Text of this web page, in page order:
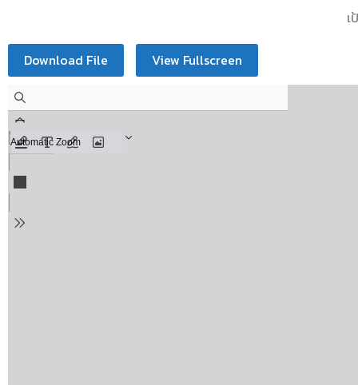
Download File View Fullscreen